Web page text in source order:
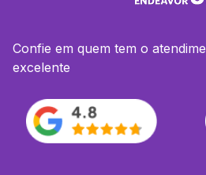
Confie em quem tem o
excelente